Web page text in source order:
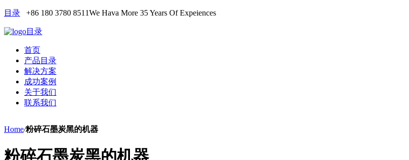
目录 +86 180 3780 8511We Hava More 35 Years Of Expeiences
目录
首页
产品目录
解决方案
成功案例
关于我们
联系我们
Home/粉碎石墨炭黑的机器
粉碎石墨炭黑的机器